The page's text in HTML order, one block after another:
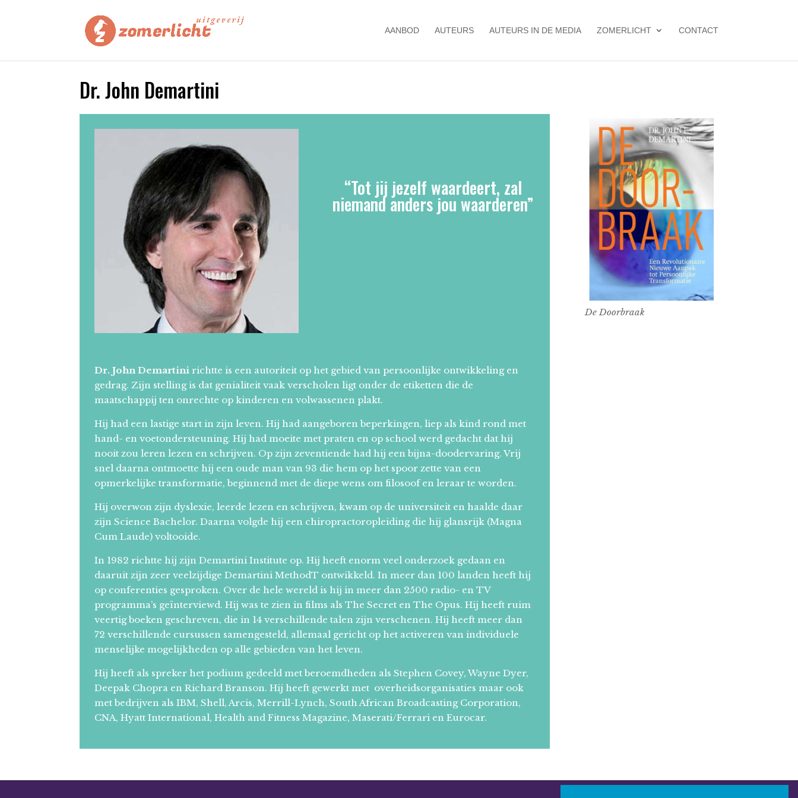
AANBOD AUTEURS AUTEURS IN DE MEDIA ZOMERLICHT CONTACT
Dr. John Demartini
“Tot jij jezelf waardeert, zal
niemand anders jou waarderen”
Dr. John Demartini richtte is een autoriteit op het gebied van persoonlijke ontwikkeling en
gedrag. Zijn stelling is dat genialiteit vaak verscholen ligt onder de etiketten die de
maatschappij ten onrechte op kinderen en volwassenen plakt.
Hij had een lastige start in zijn leven. Hij had aangeboren beperkingen, liep als kind rond met
hand- en voetondersteuning. Hij had moeite met praten en op school werd gedacht dat hij
nooit zou leren lezen en schrijven. Op zijn zeventiende had hij een bijna-doodervaring. Vrij
snel daarna ontmoette hij een oude man van 93 die hem op het spoor zette van een
opmerkelijke transformatie, beginnend met de diepe wens om filosoof en leraar te worden.
Hij overwon zijn dyslexie, leerde lezen en schrijven, kwam op de universiteit en haalde daar
zijn Science Bachelor. Daarna volgde hij een chiropractoropleiding die hij glansrijk (Magna
Cum Laude) voltooide.
In 1982 richtte hij zijn Demartini Institute op. Hij heeft enorm veel onderzoek gedaan en
daaruit zijn zeer veelzijdige Demartini MethodT ontwikkeld. In meer dan 100 landen heeft hij
op conferenties gesproken. Over de hele wereld is hij in meer dan 2500 radio- en TV
programma’s geïnterviewd. Hij was te zien in films als The Secret en The Opus. Hij heeft ruim
veertig boeken geschreven, die in 14 verschillende talen zijn verschenen. Hij heeft meer dan
72 verschillende cursussen samengesteld, allemaal gericht op het activeren van individuele
menselijke mogelijkheden op alle gebieden van het leven.
Hij heeft als spreker het podium gedeeld met beroemdheden als Stephen Covey, Wayne Dyer,
Deepak Chopra en Richard Branson. Hij heeft gewerkt met overheidsorganisaties maar ook
met bedrijven als IBM, Shell, Arcis, Merrill-Lynch, South African Broadcasting Corporation,
CNA, Hyatt International, Health and Fitness Magazine, Maserati/Ferrari en Eurocar.
De Doorbraak